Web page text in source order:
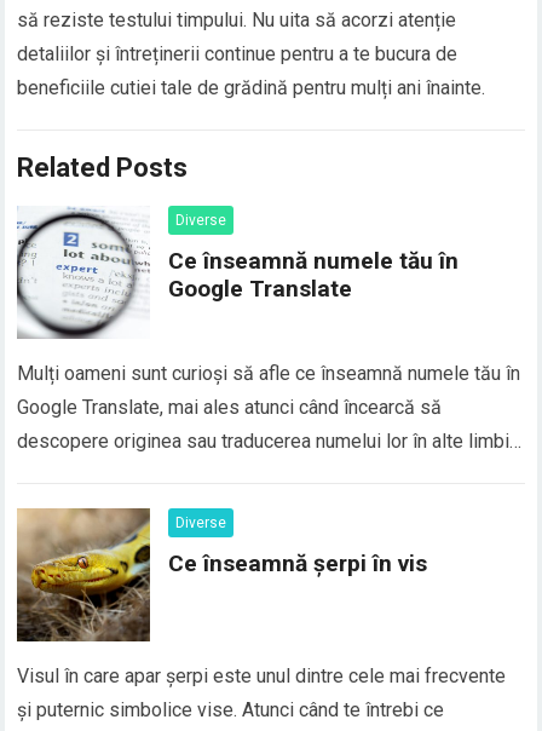
să reziste testului timpului. Nu uita să acorzi atenție
detaliilor și întreținerii continue pentru a te bucura de
beneficiile cutiei tale de grădină pentru mulți ani înainte.
Related Posts
Diverse
Ce înseamnă numele tău în
Google Translate
Mulți oameni sunt curioși să afle ce înseamnă numele tău în
Google Translate, mai ales atunci când încearcă să
descopere originea sau traducerea numelui lor în alte limbi.
directă în Google Translate, deoarece numele sunt
considerate elemente de identitate personală și, de…
Diverse
Ce înseamnă șerpi în vis
Visul în care apar șerpi este unul dintre cele mai frecvente
și puternic simbolice vise. Atunci când te întrebi ce